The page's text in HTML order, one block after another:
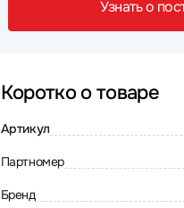
Узнать о
Коротко о товаре
Артикул
Партномер
Бренд